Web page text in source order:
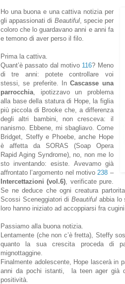
Ho una buona e una cattiva notizia per
gli appassionati di Beautiful, specie per
coloro che lo guardavano anni e anni fa
e temono di aver perso il filo.
Prima la cattiva.
Quant’è passato dal motivo 116? Meno
di tre anni: potete controllare voi
stessi, se preferite. InCascasse una
parrocchia , ipotizzavo un problema
alla base della statura di Hope, la figlia
più piccola di Brooke che, a differenza
degli altri bambini, non cresceva: il
nanismo. Ebbene, mi sbagliavo. Come
Bridget, Steffy e Phoebe, anche Hope
è affetta da SORAS (Soap Opera
Rapid Aging Syndrome), no, non me lo
sto inventando: esiste. Avevamo già
affrontato l’argomento nel motivo 238 –
Intercettazioni (vol.6) , verificate pure.
Se ne deduce che ogni creatura
Scossi Sceneggiatori diBeautiful abbia lo
loro hanno iniziato ad accoppiarsi fra
Passiamo alla buona notizia.
Lentamente (che non c’è fretta), Steffy
quanto la sua crescita proceda di
mignottaggine.
Finalmente adolescente, Hope lascerà in
anni da pochi istanti, la teen ager già
positività.